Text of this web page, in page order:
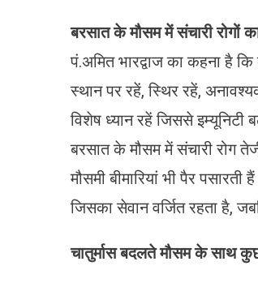
बरसात के मौसम में संचारी रोगों
पं.अमित भारद्वाज का कहना है
स्थान पर रहें, स्थिर रहें,
विशेष ध्यान रहें जिससे इम्यूनिटी
बरसात के मौसम में संचारी रोग
मौसमी बीमारियां भी पैर
जिसका सेवान वर्जित रहता है,
चातुर्मास बदलते मौसम के साथ